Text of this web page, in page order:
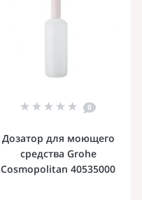
0
Дозатор для моющего
средства Grohe
Cosmopolitan 40535000